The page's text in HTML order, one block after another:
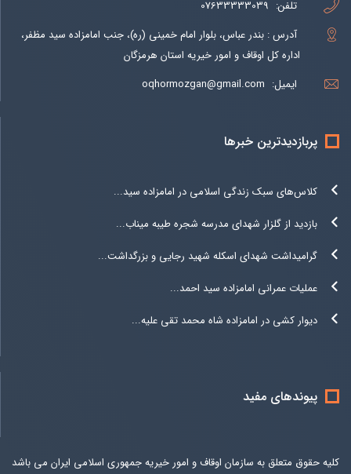
تلفن: 07633333039
آدرس : بندر عباس، بلوار امام خمینی (ره)، جنب امامزاده سید مظفر،
اداره کل اوقاف و امور خیریه استان هرمزگان
ایمیل: oqhormozgan@gmail.com
پربازدیدترین خبرها
کلاس‌های سبک زندگی اسلامی در امامزاده سید...
بازدید از گلزار شهدای مدرسه شجره طیبه میناب...
گرامیداشت شهدای اسکله شهید رجایی و بزرگداشت...
عملیات عمرانی امامزاده سید احمد...
دیوار کشی در امامزاده شاه محمد تقی علیه...
پیوندهای مفید
کلیه حقوق متعلق به سازمان اوقاف و امور خیریه جمهوری اسلامی ایران می باشد